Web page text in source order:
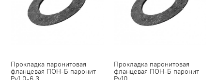
Прокладка паронитовая
фланцевая ПОН-Б паронит
Прокладка паронитовая
фланцевая ПОН-Б паронит